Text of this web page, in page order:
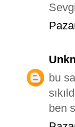
bu
ben